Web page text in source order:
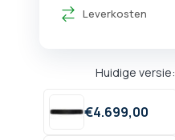
Leverkosten
Huidige versie:
€4.699,00